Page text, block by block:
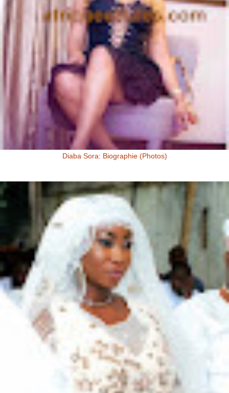
Diaba Sora: Biographie (Photos)